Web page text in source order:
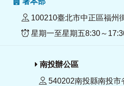
100210臺北市中正區福州
星期一至星期五8:30～
南投辦公區
540202南投縣南投市